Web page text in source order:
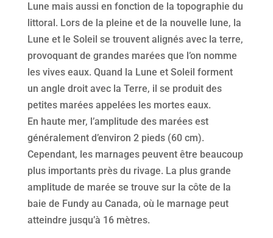
Lune mais aussi en fonction de la topographie du
littoral. Lors de la pleine et de la nouvelle lune, la
Lune et le Soleil se trouvent alignés avec la terre,
provoquant de grandes marées que l’on nomme
les vives eaux. Quand la Lune et Soleil forment
un angle droit avec la Terre, il se produit des
petites marées appelées les mortes eaux.
En haute mer, l’amplitude des marées est
généralement d’environ 2 pieds (60 cm).
Cependant, les marnages peuvent être beaucoup
plus importants près du rivage. La plus grande
amplitude de marée se trouve sur la côte de la
baie de Fundy au Canada, où le marnage peut
atteindre jusqu’à 16 mètres.